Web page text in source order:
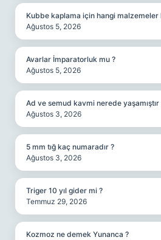
Kubbe kaplama için hangi malzemeler
Ağustos 5, 2026
Avarlar İmparatorluk mu ?
Ağustos 5, 2026
Ad ve semud kavmi nerede yaşamıştır
Ağustos 3, 2026
5 mm tığ kaç numaradır ?
Ağustos 3, 2026
Triger 10 yıl gider mi ?
Temmuz 29, 2026
Kozmoz ne demek Yunanca ?